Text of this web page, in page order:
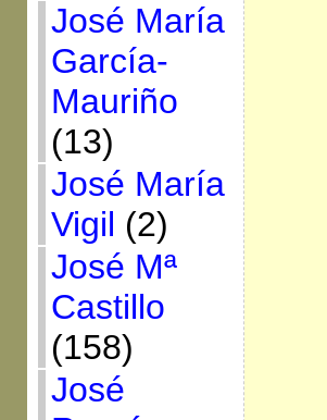
José María
García-
Mauriño
(13)
José María
Vigil (2)
José Mª
Castillo
(158)
José